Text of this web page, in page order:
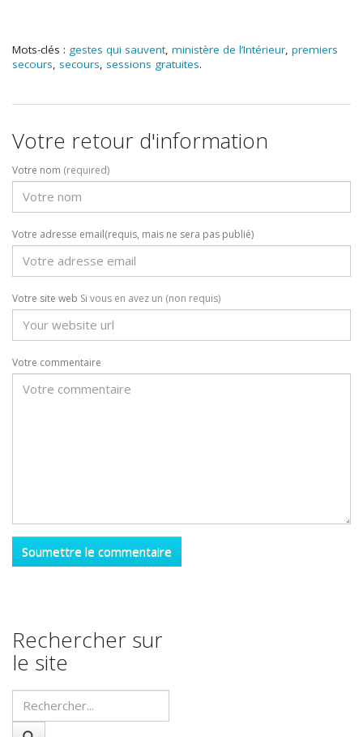
Mots-clés : gestes qui sauvent, ministère de l’Intérieur, premiers
secours, secours, sessions gratuites.
Votre retour d'information
Votre nom (required)
Votre adresse email(requis, mais ne sera pas publié)
Votre site web Si vous en avez un (non requis)
Votre commentaire
Rechercher sur
le site